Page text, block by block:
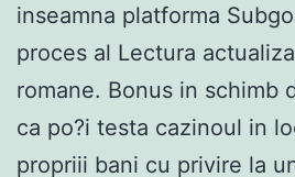
inseamna platforma
proces al Lectura
romane. Bonus in schimb
ca po?i testa cazinoul in
propriii bani cu privire la